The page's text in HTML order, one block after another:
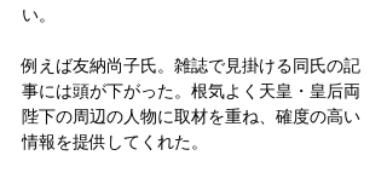
い。
例えば友納尚子氏。雑誌で見掛ける同氏の記
事には頭が下がった。根気よく天皇・皇后両
陛下の周辺の人物に取材を重ね、確度の高い
情報を提供してくれた。